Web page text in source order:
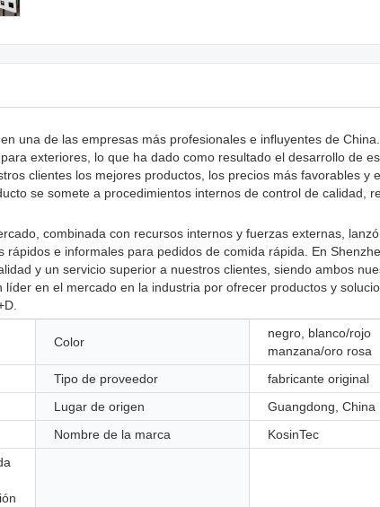
una de las empresas más profesionales e influyentes de
exteriores, lo que ha dado como resultado el desarrollo de
clientes los mejores productos, los precios más favorables y
se somete a procedimientos internos de control de calidad,
combinada con recursos internos y fuerzas externas,
e informales para pedidos de comida rápida. En
y un servicio superior a nuestros clientes, siendo ambos
en el mercado en la industria por ofrecer productos y
Color
negro, blanco/rojo
manzana/oro rosa
Tipo de proveedor
fabricante original
Lugar de origen
Guangdong, China
Nombre de la marca KosinTec